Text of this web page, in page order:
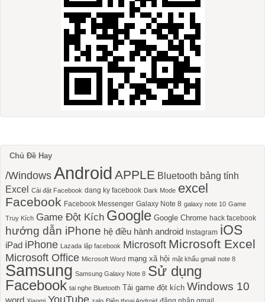
Chủ Đề Hay
/Windows Android APPLE Bluetooth bảng tính
Excel Cài đặt Facebook dang ky facebook Dark Mode excel
Facebook Facebook Messenger Galaxy Note 8 galaxy note 10 Game
Truy Kích Game Đột Kích Google Google Chrome hack facebook
hướng dẫn iPhone hệ điều hành android Instagram iOS
iPad iPhone Lazada lập facebook Microsoft Microsoft Excel
Microsoft Office Microsoft Word mạng xã hội mật khẩu gmail note 8
Samsung Samsung Galaxy Note 8 Sử dụng
Facebook tai nghe Bluetooth Tải game đột kích Windows 10
YouTube